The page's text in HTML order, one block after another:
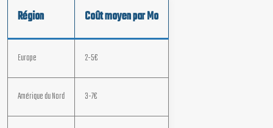
Région Coût moyen par Mo
Europe 2-5€
Amérique du Nord 3-7€